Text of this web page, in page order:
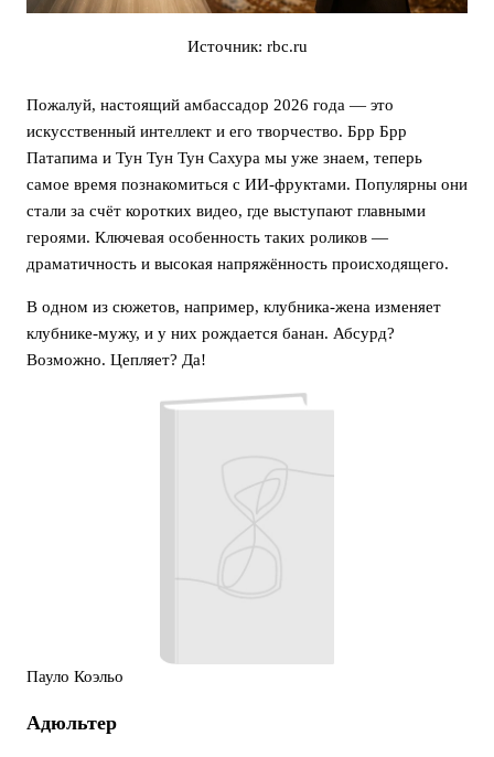
Источник: rbc.ru
Пожалуй, настоящий амбассадор 2026 года — это
искусственный интеллект и его творчество. Брр Брр
Патапима и Тун Тун Тун Сахура мы уже знаем, теперь
самое время познакомиться с ИИ-фруктами. Популярны они
стали за счёт коротких видео, где выступают главными
героями. Ключевая особенность таких роликов —
драматичность и высокая напряжённость происходящего.
В одном из сюжетов, например, клубника-жена изменяет
клубнике-мужу, и у них рождается банан. Абсурд?
Возможно. Цепляет? Да!
Пауло Коэльо
Адюльтер